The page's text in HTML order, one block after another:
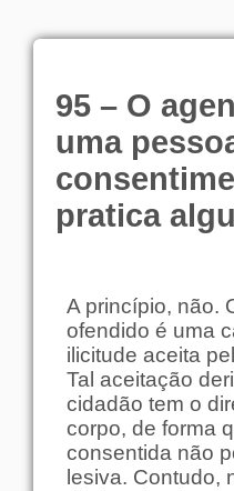
95 – O
uma
pratica
A princípio, não.
ofendido é uma
ilicitude aceita
Tal aceitação
cidadão tem o
corpo, de forma
consentida não
lesiva. Contudo,